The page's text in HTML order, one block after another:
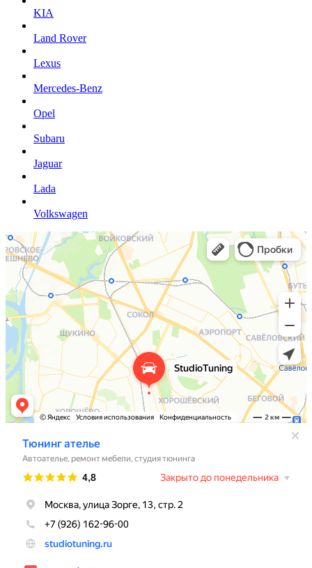
KIA
Land Rover
Lexus
Mercedes-Benz
Opel
Subaru
Jaguar
Lada
Volkswagen